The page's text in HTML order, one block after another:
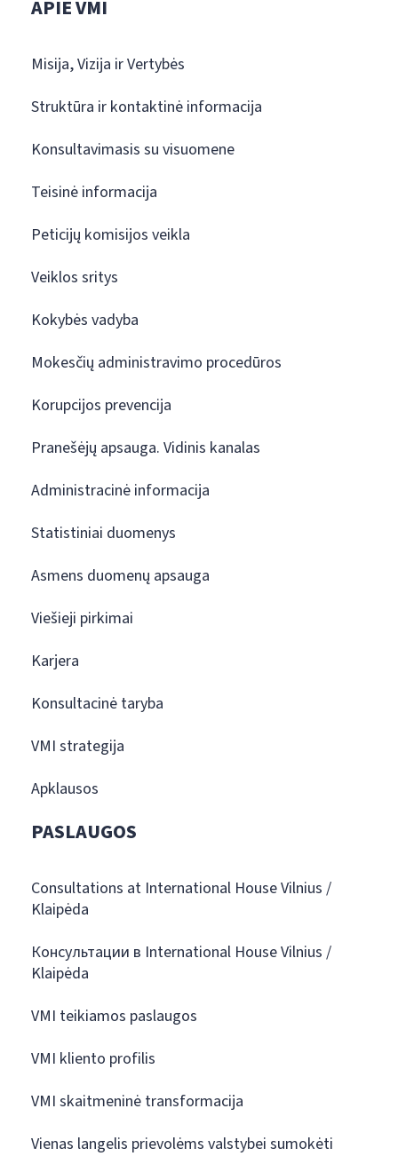
APIE VMI
Misija, Vizija ir Vertybės
Struktūra ir kontaktinė informacija
Konsultavimasis su visuomene
Teisinė informacija
Peticijų komisijos veikla
Veiklos sritys
Kokybės vadyba
Mokesčių administravimo procedūros
Korupcijos prevencija
Pranešėjų apsauga. Vidinis kanalas
Administracinė informacija
Statistiniai duomenys
Asmens duomenų apsauga
Viešieji pirkimai
Karjera
Konsultacinė taryba
VMI strategija
Apklausos
PASLAUGOS
Consultations at International House Vilnius /
Klaipėda
Консультации в International House Vilnius /
Klaipėda
VMI teikiamos paslaugos
VMI kliento profilis
VMI skaitmeninė transformacija
Vienas langelis prievolėms valstybei sumokėti